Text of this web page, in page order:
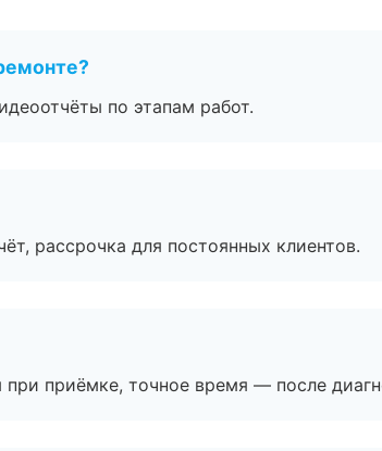
по этапам работ.
рассрочка для постоянных клиентов.
приёмке, точное время — после